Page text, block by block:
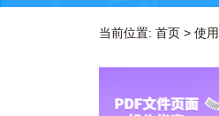
当前位置: 首页 > 使